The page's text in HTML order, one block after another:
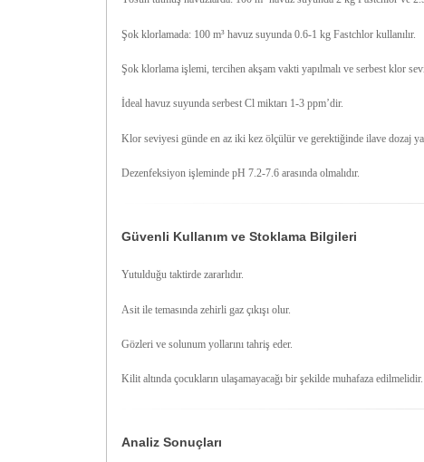
Şok klorlamada: 100 m³ havuz suyunda 0.6-1 kg Fastchlor kullanılır.
Şok klorlama işlemi, tercihen akşam vakti yapılmalı ve serbest klor
İdeal havuz suyunda serbest Cl miktarı 1-3 ppm’dir.
Klor seviyesi günde en az iki kez ölçülür ve gerektiğinde ilave dozaj
Dezenfeksiyon işleminde pH 7.2-7.6 arasında olmalıdır.
Güvenli Kullanım ve Stoklama Bilgileri
Yutulduğu taktirde zararlıdır.
Asit ile temasında zehirli gaz çıkışı olur.
Gözleri ve solunum yollarını tahriş eder.
Kilit altında çocukların ulaşamayacağı bir şekilde muhafaza edilmelidir.
Analiz Sonuçları